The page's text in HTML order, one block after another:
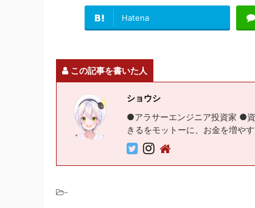
Hatena
この記事を書いた人
ショウシ
●アラサーエンジニア投資家 ●
きるをモットーに、お金を増や
-